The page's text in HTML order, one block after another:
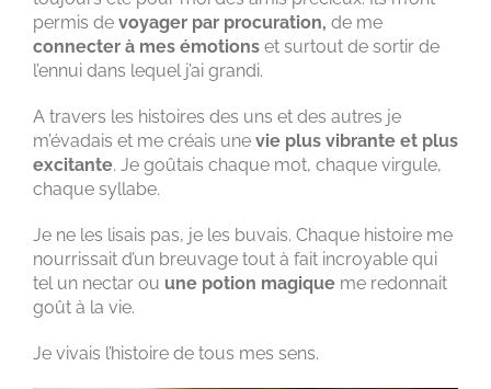
permis de voyager par procuration, de me
connecter à mes émotions et surtout de sortir de
l’ennui dans lequel j’ai grandi.
A travers les histoires des uns et des autres je
m’évadais et me créais une vie plus vibrante et plus
excitante. Je goûtais chaque mot, chaque virgule,
chaque syllabe.
Je ne les lisais pas, je les buvais. Chaque histoire me
nourrissait d’un breuvage tout à fait incroyable qui
tel un nectar ou une potion magique me redonnait
goût à la vie.
Je vivais l’histoire de tous mes sens.